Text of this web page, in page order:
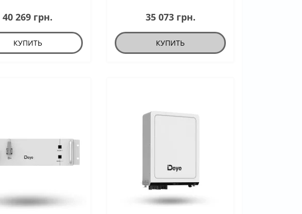
40 269 грн.
КУПИТЬ
35 073 грн.
КУПИТЬ